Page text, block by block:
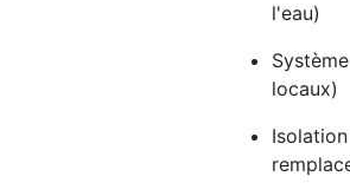
l'eau)
locaux)